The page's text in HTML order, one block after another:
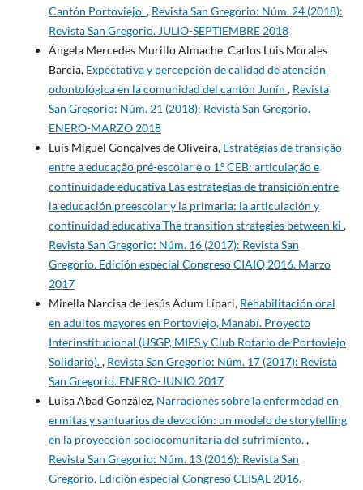
Cantón Portoviejo., Revista San Gregorio: Núm. 24 (2018):
Revista San Gregorio. JULIO-SEPTIEMBRE 2018
Ángela Mercedes Murillo Almache, Carlos Luis Morales
Barcia, Expectativa y percepción de calidad de atención
odontológica en la comunidad del cantón Junín , Revista
San Gregorio: Núm. 21 (2018): Revista San Gregorio.
ENERO-MARZO 2018
Luís Miguel Gonçalves de Oliveira, Estratégias de transição
entre a educação pré-escolar e o 1.º CEB: articulação e
continuidade educativa Las estrategias de transición entre
la educación preescolar y la primaria: la articulación y
continuidad educativa The transition strategies between ki ,
Revista San Gregorio: Núm. 16 (2017): Revista San
Gregorio. Edición especial Congreso CIAIQ 2016. Marzo
2017
Mirella Narcisa de Jesús Adum Lípari, Rehabilitación oral
en adultos mayores en Portoviejo, Manabí. Proyecto
Interinstitucional (USGP, MIES y Club Rotario de Portoviejo
Solidario)., Revista San Gregorio: Núm. 17 (2017): Revista
San Gregorio. ENERO-JUNIO 2017
Luisa Abad González, Narraciones sobre la enfermedad en
ermitas y santuarios de devoción: un modelo de storytelling
en la proyección sociocomunitaria del sufrimiento.,
Revista San Gregorio: Núm. 13 (2016): Revista San
Gregorio. Edición especial Congreso CEISAL 2016.